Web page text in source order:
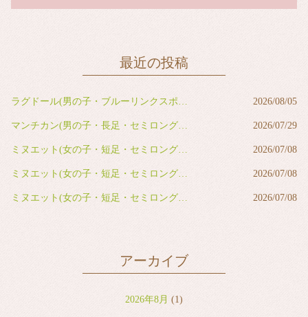
最近の投稿
2026/08/05
2026/07/29
2026/07/08
2026/07/08
2026/07/08
アーカイブ
2026年8月 (1)